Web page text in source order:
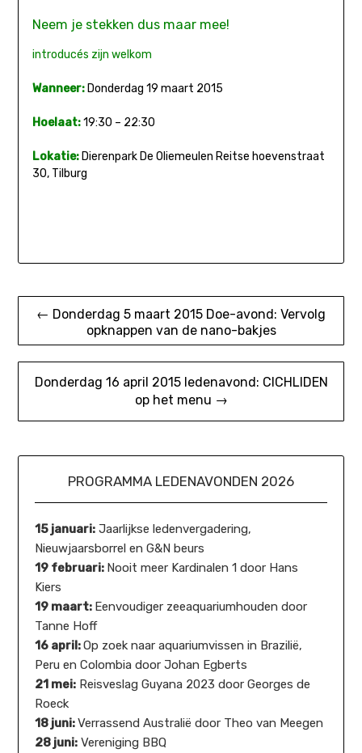
Neem je stekken dus maar mee!
introducés zijn welkom
Wanneer: Donderdag 19 maart 2015
Hoelaat:19:30 – 22:30
Lokatie:Dierenpark De Oliemeulen Reitse hoevenstraat
30, Tilburg
Bericht
navigatie
← Donderdag 5 maart 2015 Doe-avond: Vervolg
opknappen van de nano-bakjes
Donderdag 16 april 2015 ledenavond: CICHLIDEN
op het menu →
PROGRAMMA LEDENAVONDEN 2026
15 januari: Jaarlijkse ledenvergadering,
Nieuwjaarsborrel en G&N beurs
19 februari: Nooit meer Kardinalen 1 door Hans
Kiers
19 maart: Eenvoudiger zeeaquariumhouden door
Tanne Hoff
16 april:Op zoek naar aquariumvissen in Brazilië,
Peru en Colombia door Johan Egberts
21 mei: Reisveslag Guyana 2023 door Georges de
Roeck
18 juni:Verrassend Australië door Theo van Meegen
28 juni: Vereniging BBQ